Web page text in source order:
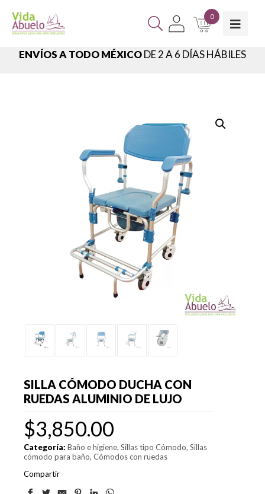
0
ENVÍOS A TODO MÉXICODE 2 A 6 DÍAS HÁBILES
SILLA CÓMODO DUCHA CON
RUEDAS ALUMINIO DE LUJO
$3,850.00
Categoría: Baño e higiene Sillas tipo Cómodo Sillas
cómodo para baño Cómodos con ruedas
Compartir